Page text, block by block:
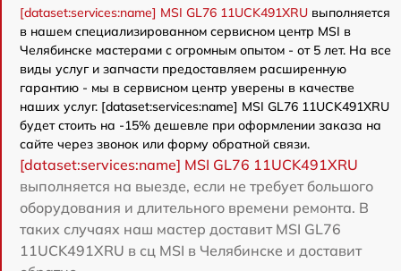
[dataset:services:name] MSI GL76 11UCK491XRU выполняется
в нашем специализированном сервисном центр MSI в
Челябинске мастерами с огромным опытом - от 5 лет. На все
виды услуг и запчасти предоставляем расширенную
гарантию - мы в сервисном центр уверены в качестве
наших услуг. [dataset:services:name] MSI GL76 11UCK491XRU
будет стоить на -15% дешевле при оформлении заказа на
сайте через звонок или форму обратной связи.
[dataset:services:name] MSI GL76 11UCK491XRU
выполняется на выезде, если не требует большого
оборудования и длительного времени ремонта. В
таких случаях наш мастер доставит MSI GL76
11UCK491XRU в сц MSI в Челябинске и доставит